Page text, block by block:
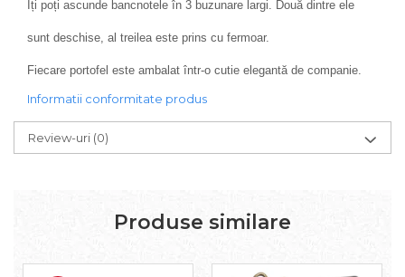
Îți poți ascunde bancnotele în 3 buzunare largi. Două dintre ele
sunt deschise, al treilea este prins cu fermoar.
Fiecare portofel este ambalat într-o cutie elegantă de companie.
Informatii conformitate produs
Review-uri (0)
Produse similare